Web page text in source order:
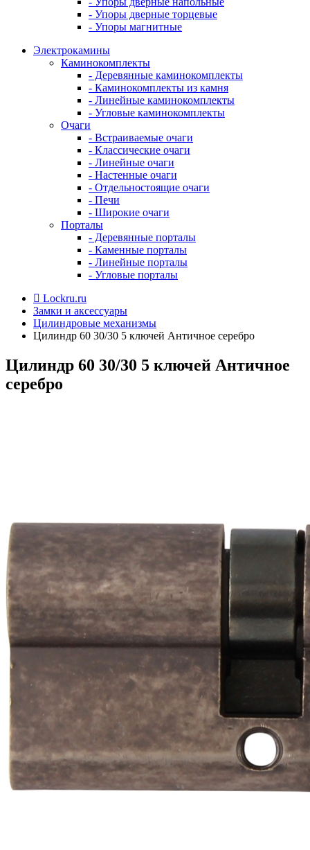
- Упоры дверные торцевые
- Упоры магнитные
Электрокамины
Каминокомплекты
- Деревянные каминокомплекты
- Каминокомплекты из камня
- Линейные каминокомплекты
- Угловые каминокомплекты
Очаги
- Встраиваемые очаги
- Классические очаги
- Линейные очаги
- Настенные очаги
- Отдельностоящие очаги
- Печи
- Широкие очаги
Порталы
- Деревянные порталы
- Каменные порталы
- Линейные порталы
- Угловые порталы
Lockru.ru
Замки и аксессуары
Цилиндровые механизмы
Цилиндр 60 30/30 5 ключей Античное серебро
Цилиндр 60 30/30 5 ключей Античное
серебро